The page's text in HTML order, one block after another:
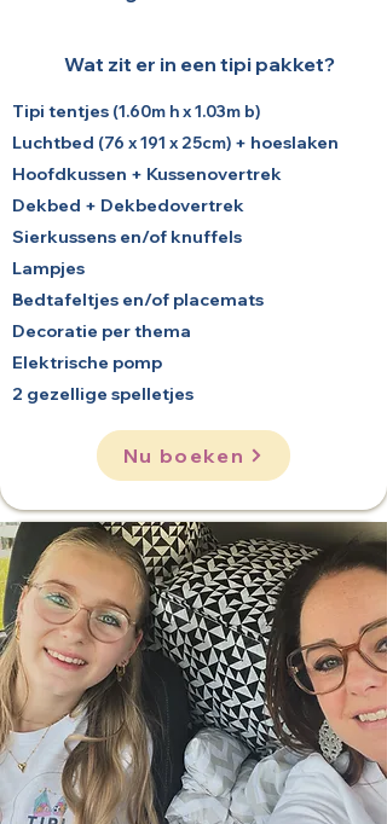
Wat zit er in een tipi pakket?
Tipi tentjes (1.60m h x 1.03m b)
Luchtbed (76 x 191 x 25cm) + hoeslaken
Hoofdkussen + Kussenovertrek
Dekbed + Dekbedovertrek
Sierkussens en/of knuffels
Lampjes
Bedtafeltjes en/of placemats
Decoratie per thema
Elektrische pomp
2 gezellige spelletjes
Nu boeken